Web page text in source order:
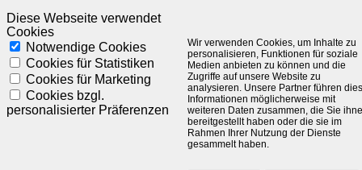
WM-QUALIFIKATION:
STUDIE "BLICKPUNKT
NATIONALMANNSCHAFT"
Diese Webseite verwendet
Cookies
Notwendige Cookies
Cookies für Statistiken
Cookies für Marketing
Cookies bzgl.
personalisierter Präferenzen
Wir verwenden Cookies, um Inhalte zu
personalisieren, Funktionen für soziale
Medien anbieten zu können und die
Zugriffe auf unsere Website zu
analysieren. Unsere Partner führen
Informationen möglicherweise mit
weiteren Daten zusammen, die Sie
bereitgestellt haben oder die sie im
Rahmen Ihrer Nutzung der Dienste
gesammelt haben.